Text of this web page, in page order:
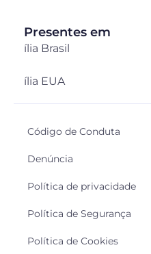
Presentes em
ília Brasil
ília EUA
Código de Conduta
Denúncia
Política de privacidade
Política de Segurança
Política de Cookies